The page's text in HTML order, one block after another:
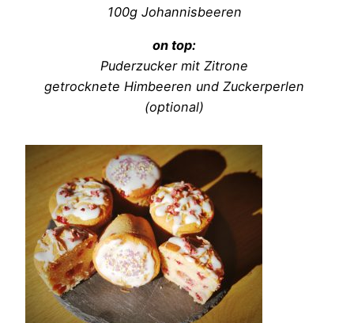
100g Johannisbeeren
on top:
Puderzucker mit Zitrone
getrocknete Himbeeren und Zuckerperlen
(optional)